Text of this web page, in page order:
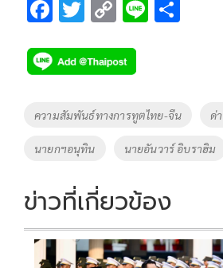
F
e
b
o
k
T
tt
er
C
p
y
Li
k
Li
Tags
ความสัมพันธ์ทางการทูตไทย-จีน ด่
นายกฯอนุทิน นายอันวาร์ อิบราฮิม
ข่าวที่เกี่ยวข้อง